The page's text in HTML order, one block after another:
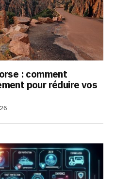
: comment
pour réduire vos